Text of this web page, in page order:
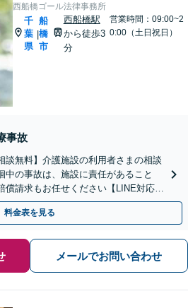
西船橋ゴール法律事務所
千
葉
県
|
船
橋
市
西船橋駅
から徒歩3
分
営業時間：09:00~2
0:00（土日祝日）
事故
談無料】介護施設の利用者さまの相談
中の事故は、施設に責任があること
償請求もお任せください【LINE対応
船橋駅3分】
料金表を見る
メールでお問い合わせ